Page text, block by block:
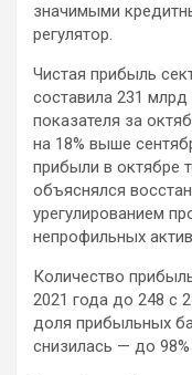
значимыми
регулятор.
Чистая прибыль
составила 231
показателя за
на 18% выше
прибыли в октябре
объяснялся
урегулированием
непрофильных
Количество
2021 года до 248 с
доля прибыльных
снизилась — до 98%